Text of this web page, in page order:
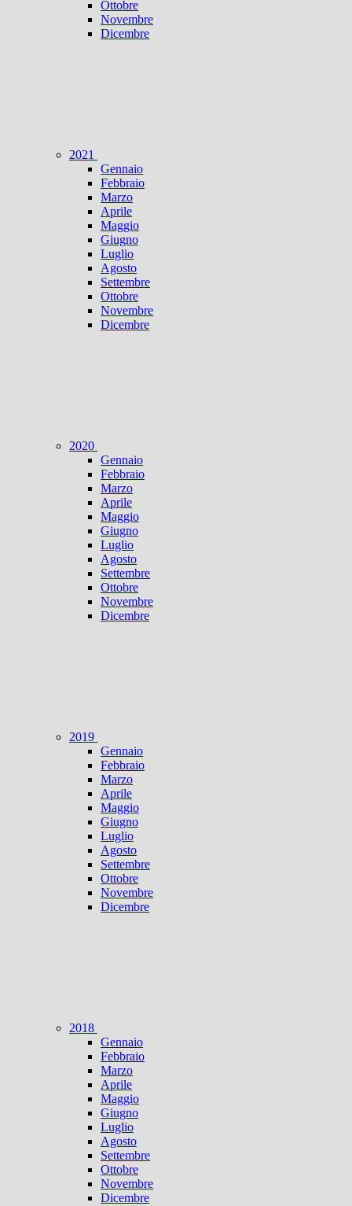
Ottobre
Novembre
Dicembre
2021
Gennaio
Febbraio
Marzo
Aprile
Maggio
Giugno
Luglio
Agosto
Settembre
Ottobre
Novembre
Dicembre
2020
Gennaio
Febbraio
Marzo
Aprile
Maggio
Giugno
Luglio
Agosto
Settembre
Ottobre
Novembre
Dicembre
2019
Gennaio
Febbraio
Marzo
Aprile
Maggio
Giugno
Luglio
Agosto
Settembre
Ottobre
Novembre
Dicembre
2018
Gennaio
Febbraio
Marzo
Aprile
Maggio
Giugno
Luglio
Agosto
Settembre
Ottobre
Novembre
Dicembre